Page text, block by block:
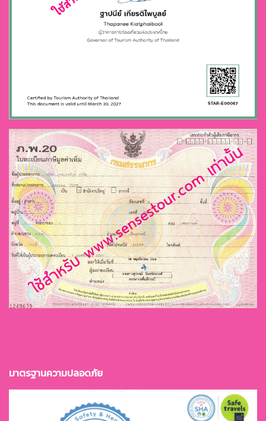
มาตรฐานความปลอดภัย